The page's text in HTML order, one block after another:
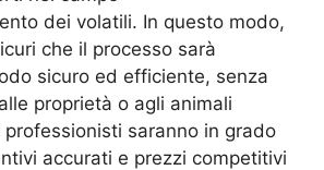
dei volatili. In questo modo,
che il processo sarà
sicuro ed efficiente, senza
proprietà o agli animali
saranno in grado
accurati e prezzi competitivi